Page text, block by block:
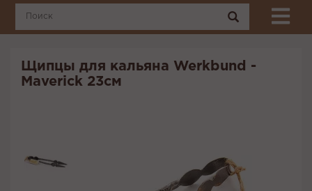
Щипцы для кальяна Werkbund -
Maverick 23см